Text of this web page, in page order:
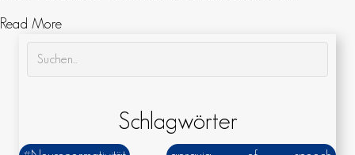
Read Moreabout Fluoreszierende Körperfarbe und Schwarzlicht –
Schlagwörter